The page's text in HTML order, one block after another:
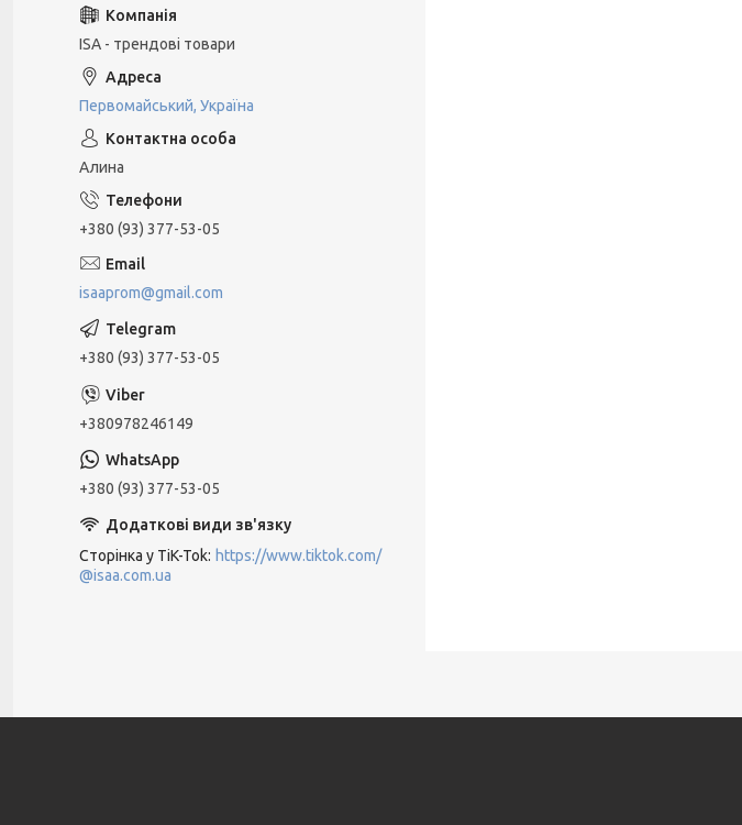
ISA - трендові товари
Первомайський, Україна
Алина
+380 (93) 377-53-05
isaaprom@gmail.com
+380 (93) 377-53-05
+380978246149
+380 (93) 377-53-05
Сторінка у TiK-Tok https://www.tiktok.com/
@isaa.com.ua